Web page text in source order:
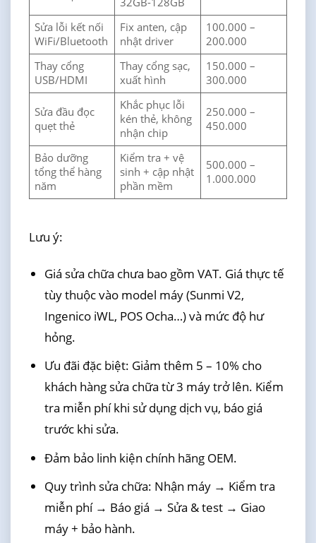
Sửa lỗi kết nối
WiFi/Bluetooth
Fix anten, cập
nhật driver
100.000 –
200.000
Thay cổng
USB/HDMI
Thay cổng sạc,
xuất hình
150.000 –
300.000
Sửa đầu đọc
quẹt thẻ
Khắc phục lỗi
kén thẻ, không
nhận chip
250.000 –
450.000
Bảo dưỡng
tổng thể hàng
năm
Kiểm tra + vệ
sinh + cập nhật
phần mềm
500.000 –
1.000.000
Lưu ý:
Giá sửa chữa chưa bao gồm VAT. Giá thực tế
tùy thuộc vào model máy (Sunmi V2,
Ingenico iWL, POS Ocha…) và mức độ hư
hỏng.
Ưu đãi đặc biệt: Giảm thêm 5 – 10% cho
khách hàng sửa chữa từ 3 máy trở lên. Kiểm
tra miễn phí khi sử dụng dịch vụ, báo giá
trước khi sửa.
Đảm bảo linh kiện chính hãng OEM.
Quy trình sửa chữa: Nhận máy → Kiểm tra
miễn phí → Báo giá → Sửa & test → Giao
máy + bảo hành.